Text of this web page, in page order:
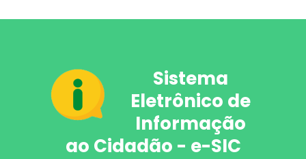
Sistema
Eletrônico de
Informação
ao Cidadão - e-SIC